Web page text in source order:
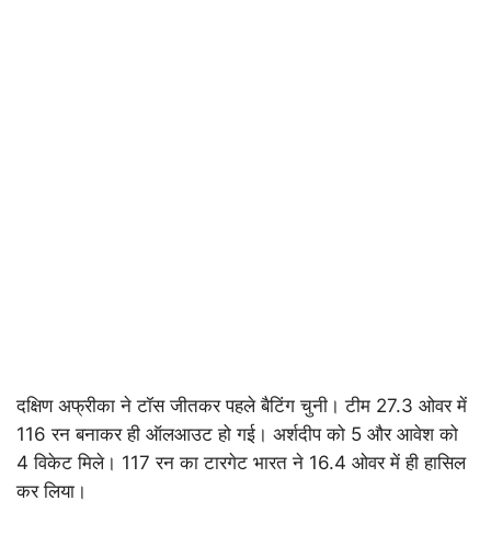
दक्षिण अफ्रीका ने टॉस जीतकर पहले बैटिंग चुनी। टीम 27.3 ओवर में
116 रन बनाकर ही ऑलआउट हो गई। अर्शदीप को 5 और आवेश को
4 विकेट मिले। 117 रन का टारगेट भारत ने 16.4 ओवर में ही हासिल
कर लिया।